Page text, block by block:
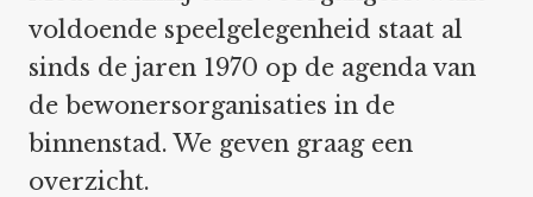
voldoende speelgelegenheid staat al
sinds de jaren 1970 op de agenda van
de bewonersorganisaties in de
binnenstad. We geven graag een
overzicht.